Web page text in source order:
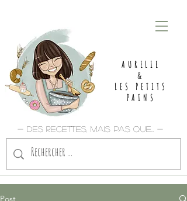
AURELIE
&
LES PETITS
PAINS
- Des recettes, mais pas que... -
Post